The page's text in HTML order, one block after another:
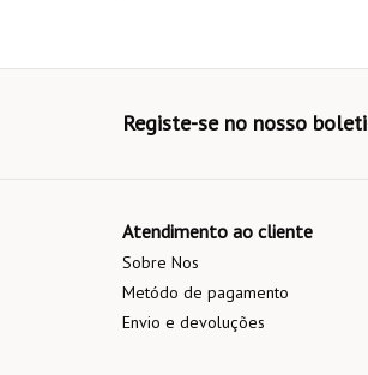
Registe-se no nosso
Atendimento ao cliente
Sobre Nos
Metódo de pagamento
Envio e devoluções